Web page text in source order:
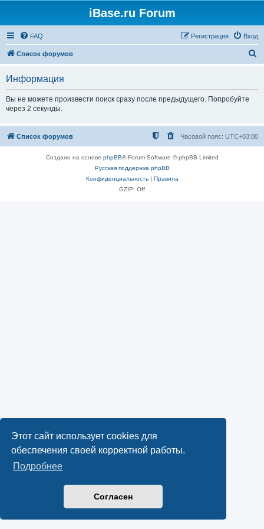
Этот сайт использует cookies для
обеспечения своей корректной работы.
Подробнее
Согласен
iBase.ru Forum
FAQ Вход
Регистрация
Список форумов
Информация
Вы не можете произвести поиск сразу после предыдущего. Попробуйте
через 2 секунды.
Список форумов Часовой пояс: UTC+03:00
Создано на основе phpBB® Forum Software © phpBB Limited
Русская поддержка phpBB
Конфиденциальность| Правила
GZIP: Off